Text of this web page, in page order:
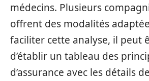
médecins. Plusieurs
offrent des modalités
faciliter cette analyse, il peut
d’établir un tableau des
d’assurance avec les détails